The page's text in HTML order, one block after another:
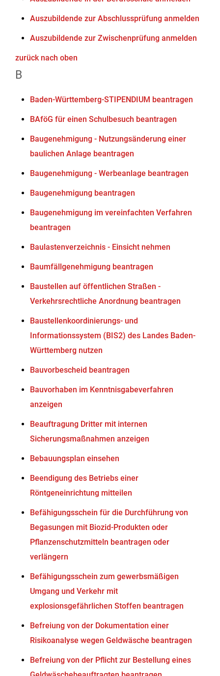
Auszubildende zur Abschlussprüfung anmelden
Auszubildende zur Zwischenprüfung anmelden
zurück nach oben
B
Baden-Württemberg-STIPENDIUM beantragen
BAföG für einen Schulbesuch beantragen
Baugenehmigung - Nutzungsänderung einer
baulichen Anlage beantragen
Baugenehmigung - Werbeanlage beantragen
Baugenehmigung beantragen
Baugenehmigung im vereinfachten Verfahren
beantragen
Baulastenverzeichnis - Einsicht nehmen
Baumfällgenehmigung beantragen
Baustellen auf öffentlichen Straßen -
Verkehrsrechtliche Anordnung beantragen
Baustellenkoordinierungs- und
Informationssystem (BIS2) des Landes Baden-
Württemberg nutzen
Bauvorbescheid beantragen
Bauvorhaben im Kenntnisgabeverfahren
anzeigen
Beauftragung Dritter mit internen
Sicherungsmaßnahmen anzeigen
Bebauungsplan einsehen
Beendigung des Betriebs einer
Röntgeneinrichtung mitteilen
Befähigungsschein für die Durchführung von
Begasungen mit Biozid-Produkten oder
Pflanzenschutzmitteln beantragen oder
verlängern
Befähigungsschein zum gewerbsmäßigen
Umgang und Verkehr mit
explosionsgefährlichen Stoffen beantragen
Befreiung von der Dokumentation einer
Risikoanalyse wegen Geldwäsche beantragen
Befreiung von der Pflicht zur Bestellung eines